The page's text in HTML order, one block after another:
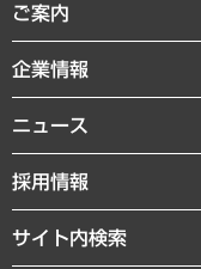
デジタルイノベーション
共生・ダイバーシティ
GRC（ガバナンス・リスク
経済・産業・雇用・労働
経済調査
レポート
コラム
経営用語集
受託・受注実績（官公庁関
メディア掲載・出演
ご案内
セミナー・イベント情報
MUFGビジネスセミナー
受託案件情報
企業情報
私たちの想い
社長メッセージ
会社概要
ニュース
ニュースリリース
お知らせ
採用情報
サイト内検索